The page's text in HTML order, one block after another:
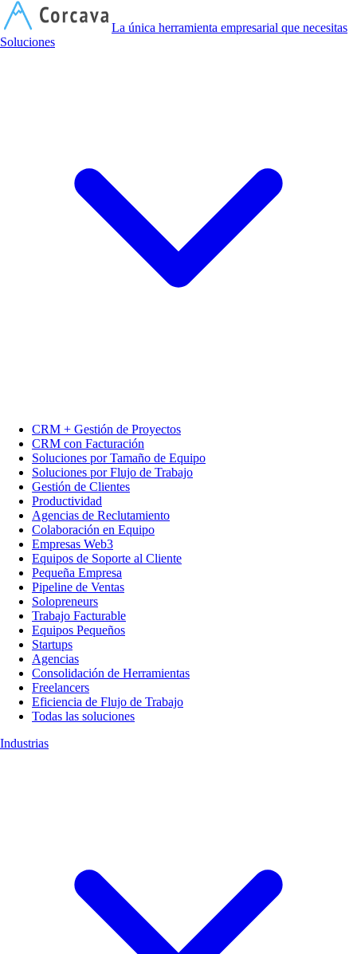
La única herramienta empresarial que necesitas
Soluciones
CRM + Gestión de Proyectos
CRM con Facturación
Soluciones por Tamaño de Equipo
Soluciones por Flujo de Trabajo
Gestión de Clientes
Productividad
Agencias de Reclutamiento
Colaboración en Equipo
Empresas Web3
Equipos de Soporte al Cliente
Pequeña Empresa
Pipeline de Ventas
Solopreneurs
Trabajo Facturable
Equipos Pequeños
Startups
Agencias
Consolidación de Herramientas
Freelancers
Eficiencia de Flujo de Trabajo
Todas las soluciones
Industrias